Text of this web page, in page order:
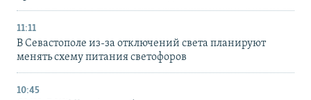
11:11
В Севастополе из-за отключений света планируют
менять схему питания светофоров
10:45